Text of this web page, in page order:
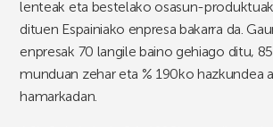
lenteak eta bestelako osasun-
dituen Espainiako enpresa bakarra da.
enpresak 70 langile baino gehiago ditu,
munduan zehar eta % 190ko hazkundea
hamarkadan.